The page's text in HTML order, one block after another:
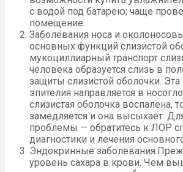
с водой под батарею; чаще
помещение.
Заболевания носа и
основных функций слизистой
мукоциллиарный транспорт
человека образуется слизь в
защиты слизистой оболочки.
эпителия направляется в
слизистая оболочка воспалена,
замедляется и она высыхает.
проблемы — обратитесь к ЛОР
диагностики и лечения
Эндокринные
уровень сахара в крови. Чем